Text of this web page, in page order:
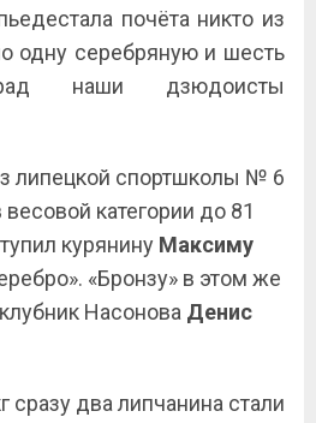
почёта никто из
одну серебряную и шесть
наши дзюдоисты
липецкой спортшколы № 6
категории до 81
курянину Максиму
«Бронзу» в этом же
Насонова Денис
сразу два липчанина стали